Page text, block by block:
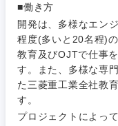
■働き方
開発は、多様なエン
程度(多いと20名程)
教育及びOJTで仕事
す。また、多様な専
た三菱重工業全社教
す。
プロジェクトによっ
甲信越・北陸